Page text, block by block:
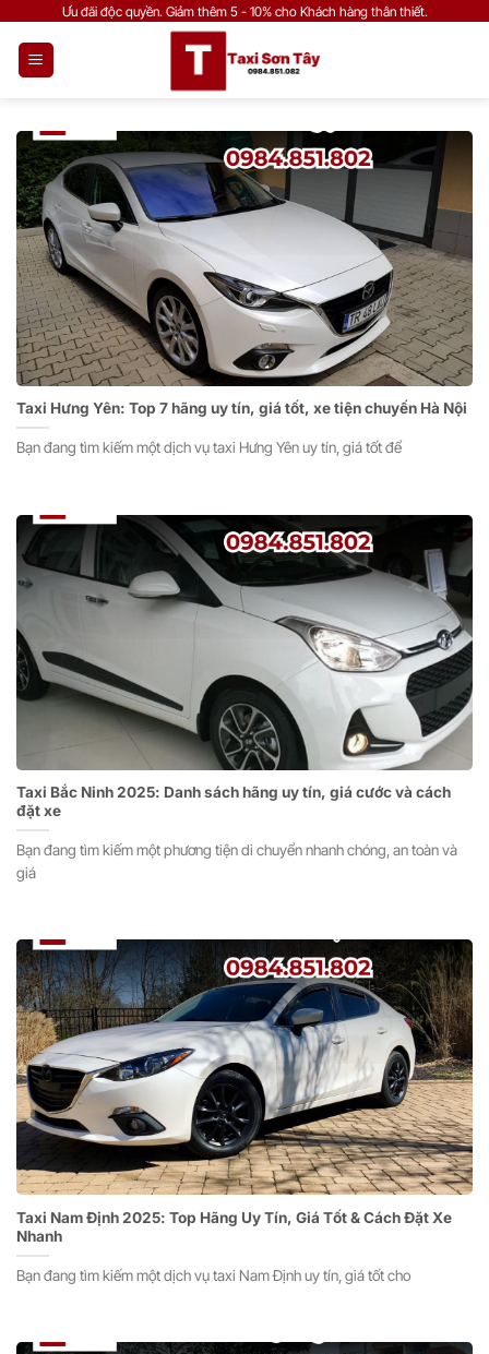
qua
Ưu đãi độc quyền. Giảm thêm 5 - 10% cho Khách hàng thân thiết.
Taxi Hưng Yên: Top 7 hãng uy tín, giá tốt, xe tiện chuyến Hà Nội
Bạn đang tìm kiếm một dịch vụ taxi Hưng Yên uy tín, giá tốt để
Taxi Bắc Ninh 2025: Danh sách hãng uy tín, giá cước và cách
đặt xe
Bạn đang tìm kiếm một phương tiện di chuyển nhanh chóng, an toàn và
giá
Taxi Nam Định 2025: Top Hãng Uy Tín, Giá Tốt & Cách Đặt Xe
Nhanh
Bạn đang tìm kiếm một dịch vụ taxi Nam Định uy tín, giá tốt cho